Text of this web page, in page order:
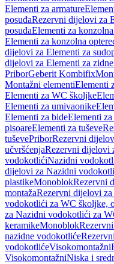
Elementi za armature
posuđaRezervni dijelovi za
posuđaElementi za
Elementi za konzolna
dijelovi za Elementi za
dijelovi za Elementi za
PriborGeberit Kombifix
Montažni elementiElementi
Elementi za WC školjke
Elementi za umivaonike
Elementi za bideElementi za
pisoareElementi za tuševe
tuševePriborRezervni
učvršćenjaRezervni dijelovi
vodokotlićiNazidni
dijelovi za Nazidni
plastikeMonoblokRezervni
montažaRezervni dijelovi za
vodokotlići za WC školjke,
za Nazidni vodokotlići za
keramikeMonoblok
nazidne vodokotliće
vodokotlićeVisokomontažni
VisokomontažniNiska i